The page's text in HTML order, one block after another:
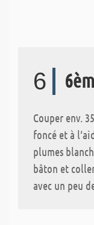
6
Couper env.
foncé et à
plumes
bâton et
avec un peu